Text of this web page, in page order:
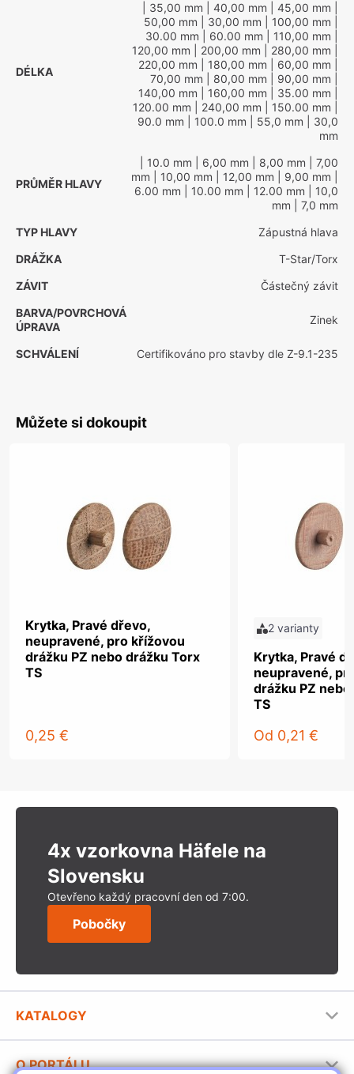
DÉLKA
| 35,00 mm | 40,00 mm | 45,00 mm
50,00 mm | 30,00 mm | 100,00 mm
30.00 mm | 60.00 mm | 110,00 mm
120,00 mm | 200,00 mm | 280,00 mm
220,00 mm | 180,00 mm | 60,00 mm
70,00 mm | 80,00 mm | 90,00 mm
140,00 mm | 160,00 mm | 35.00 mm
120.00 mm | 240,00 mm | 150.00 mm
90.0 mm | 100.0 mm | 55,0 mm | 30,0
mm
PRŮMĚR HLAVY
| 10.0 mm | 6,00 mm | 8,00 mm | 7,00
mm | 10,00 mm | 12,00 mm | 9,00 mm
6.00 mm | 10.00 mm | 12.00 mm | 10,0
mm | 7,0 mm
TYP HLAVY
Zápustná hlava
DRÁŽKA
T-Star/Torx
ZÁVIT
Částečný závit
BARVA/POVRCHOVÁ
ÚPRAVA
Zinek
SCHVÁLENÍ Certifikováno pro stavby dle Z-9.1-235
Můžete si dokoupit
Krytka, Pravé dřevo,
neupravené, pro křížovou
drážku PZ nebo drážku Torx
TS
0,25 €
2 varianty
Krytka, Pravé
neupravené,
drážku PZ
TS
Od 0,21 €
4x vzorkovna Häfele na
Slovensku
Otevřeno každý pracovní den od 7:00.
Pobočky
KATALOGY
O PORTÁLU